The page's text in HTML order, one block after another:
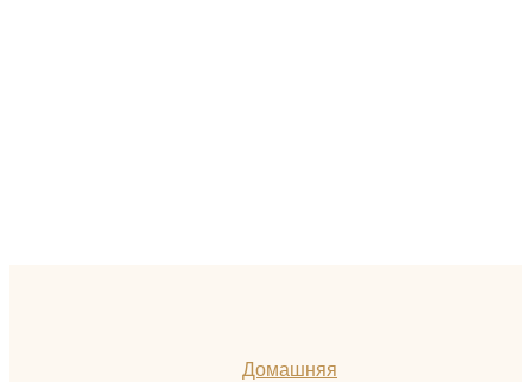
Домашняя